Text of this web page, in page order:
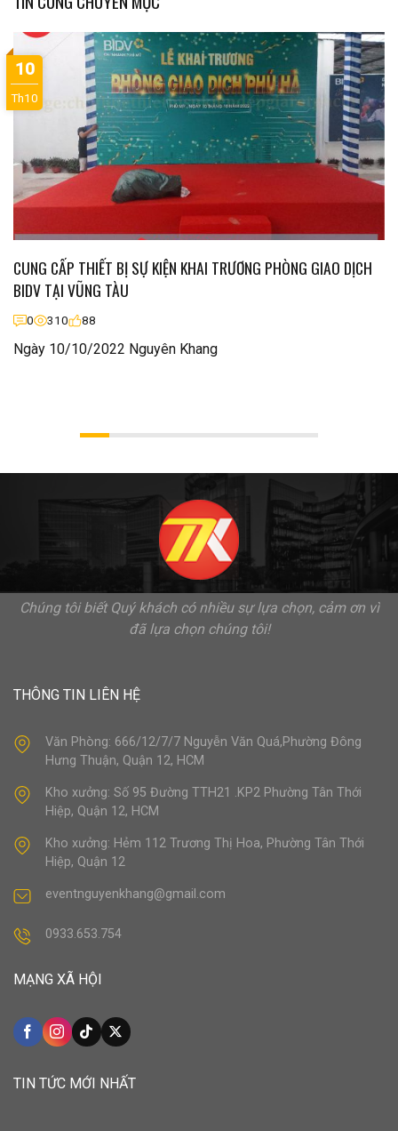
CUNG CẤP THIẾT BỊ SỰ KIỆN KHAI TRƯƠNG PHÒNG GIAO DỊCH
BIDV TẠI VŨNG TÀU
0 310 88
Ngày 10/10/2022 Nguyên Khang
10
Th10
Chúng tôi biết Quý khách có nhiều sự lựa chọn, cảm ơn vì
đã lựa chọn chúng tôi!
THÔNG TIN LIÊN HỆ
Văn Phòng: 666/12/7/7 Nguyễn Văn Quá,Phường Đông
Hưng Thuận, Quận 12, HCM
Kho xưởng: Số 95 Đường TTH21 .KP2 Phường Tân Thới
Hiệp, Quận 12, HCM
Kho xưởng: Hẻm 112 Trương Thị Hoa, Phường Tân Thới
Hiệp, Quận 12
eventnguyenkhang@gmail.com
0933.653.754
MẠNG XÃ HỘI
TIN TỨC MỚI NHẤT